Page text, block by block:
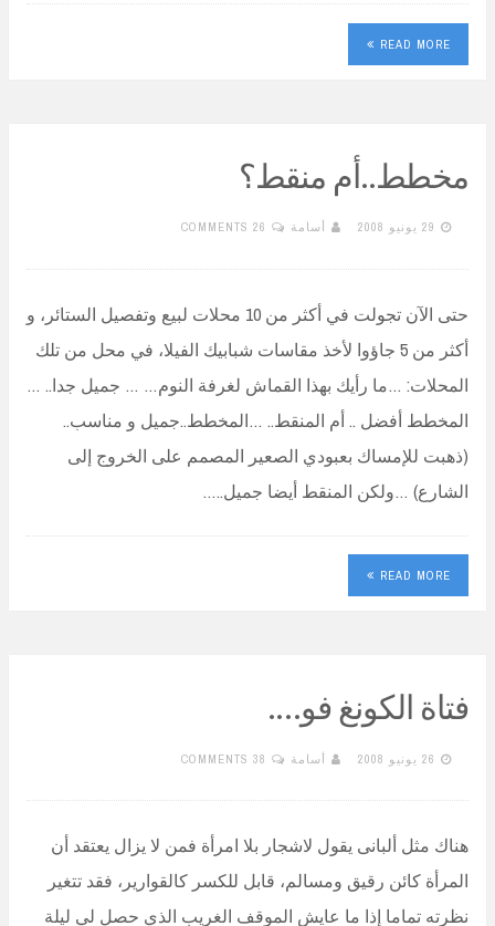
READ MORE
مخطط..أم منقط؟
29 يونيو 2008 أسامة 26 COMMENTS
حتى الآن تجولت في أكثر من 10 محلات لبيع وتفصيل الستائر، و
أكثر من 5 جاؤوا لأخذ مقاسات شبابيك الفيلا، في محل من تلك
المحلات: …ما رأيك بهذا القماش لغرفة النوم… … جميل جدا.. …
المخطط أفضل .. أم المنقط.. …المخطط..جميل و مناسب..
(ذهبت للإمساك بعبودي الصعير المصمم على الخروج إلى
الشارع) …ولكن المنقط أيضا جميل..…
READ MORE
فتاة الكونغ فو….
26 يونيو 2008 أسامة 38 COMMENTS
هناك مثل ألبانى يقول لاشجار بلا امرأة فمن لا يزال يعتقد أن
المرأة كائن رقيق ومسالم، قابل للكسر كالقوارير، فقد تتغير
نظرته تماما إذا ما عايش الموقف الغريب الذي حصل لي ليلة